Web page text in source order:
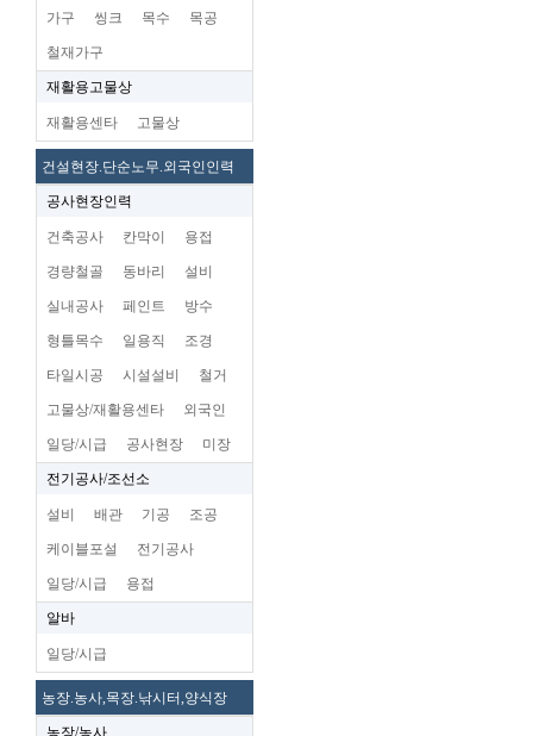
가구 씽크 목수 목공
철재가구
재활용고물상
재활용센타 고물상
건설현장.단순노무.외국인인력
공사현장인력
건축공사 칸막이 용접
경량철골 동바리 설비
실내공사 페인트 방수
형틀목수 일용직 조경
타일시공 시설설비 철거
고물상/재활용센타 외국인
일당/시급 공사현장 미장
전기공사/조선소
설비 배관 기공 조공
케이블포설 전기공사
일당/시급 용접
알바
일당/시급
농장.농사,목장.낚시터,양식장
농장/농사